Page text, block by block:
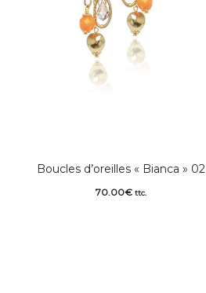
Boucles d’oreilles « Bianca » 02
70.00€ ttc.